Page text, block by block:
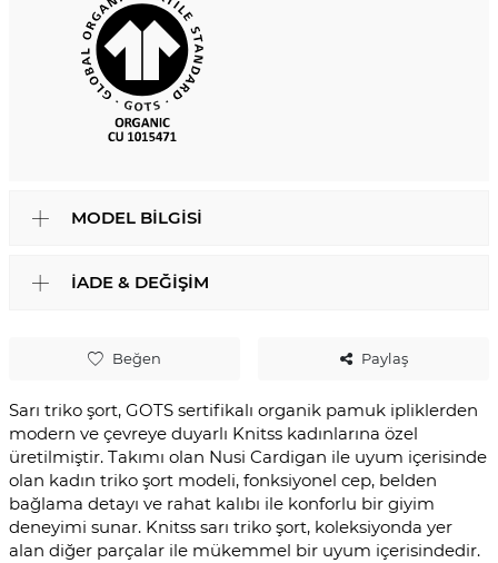
Beğen Paylaş
Sarı triko şort, GOTS sertifikalı organik pamuk ipliklerden
modern ve çevreye duyarlı Knitss kadınlarına özel
üretilmiştir. Takımı olan Nusi Cardigan ile uyum içerisinde
olan kadın triko şort modeli, fonksiyonel cep, belden
bağlama detayı ve rahat kalıbı ile konforlu bir giyim
deneyimi sunar. Knitss sarı triko şort, koleksiyonda yer
alan diğer parçalar ile mükemmel bir uyum içerisindedir.
MODEL BILGISI
İADE & DEĞIŞIM